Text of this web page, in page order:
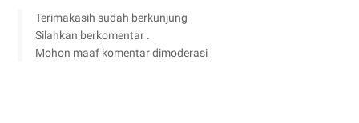
Terimakasih sudah berkunjung
Silahkan berkomentar .
Mohon maaf komentar dimoderasi